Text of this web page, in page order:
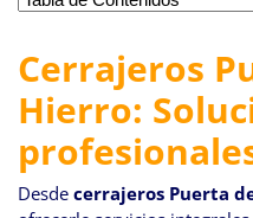
la
navegación
Cerrajeros
Hierro:
Desde cerrajeros Puerta